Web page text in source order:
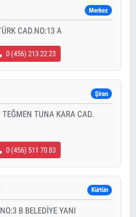
Merkez
CAD.NO:13 A
0 (456) 213 22 23
Şiran
TUNA KARA CAD.
0 (456) 511 70 83
Kürtün
B BELEDİYE YANI